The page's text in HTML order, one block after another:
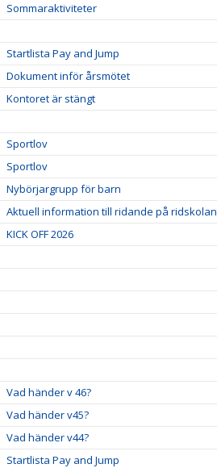
Sommaraktiviteter
Startlista Pay and Jump
Dokument inför årsmötet
Kontoret är stängt
Sportlov
Sportlov
Nybörjargrupp för barn
Aktuell information till ridande på ridskolan
KICK OFF 2026
Vad händer v 46?
Vad händer v45?
Vad händer v44?
Startlista Pay and Jump